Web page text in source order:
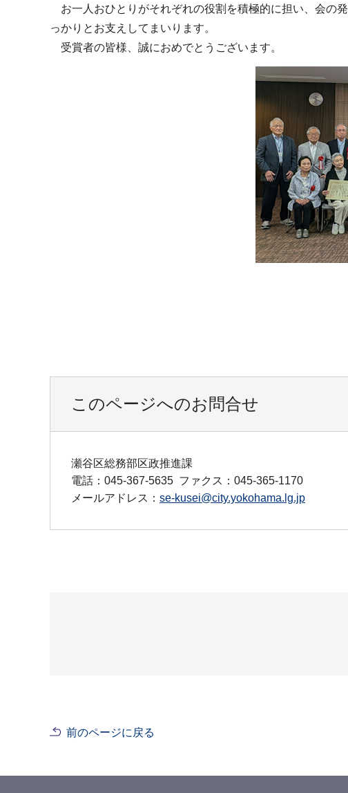
お一人おひとりがそれぞれの役割を積極的に担い、会の
っかりとお支えしてまいります。
受賞者の皆様、誠におめでとうございます。
このページへのお問合せ
瀬谷区総務部区政推進課
電話：045-367-5635 ファクス：045-365-1170
メールアドレス： se-kusei@city.yokohama.lg.jp
前のページに戻る